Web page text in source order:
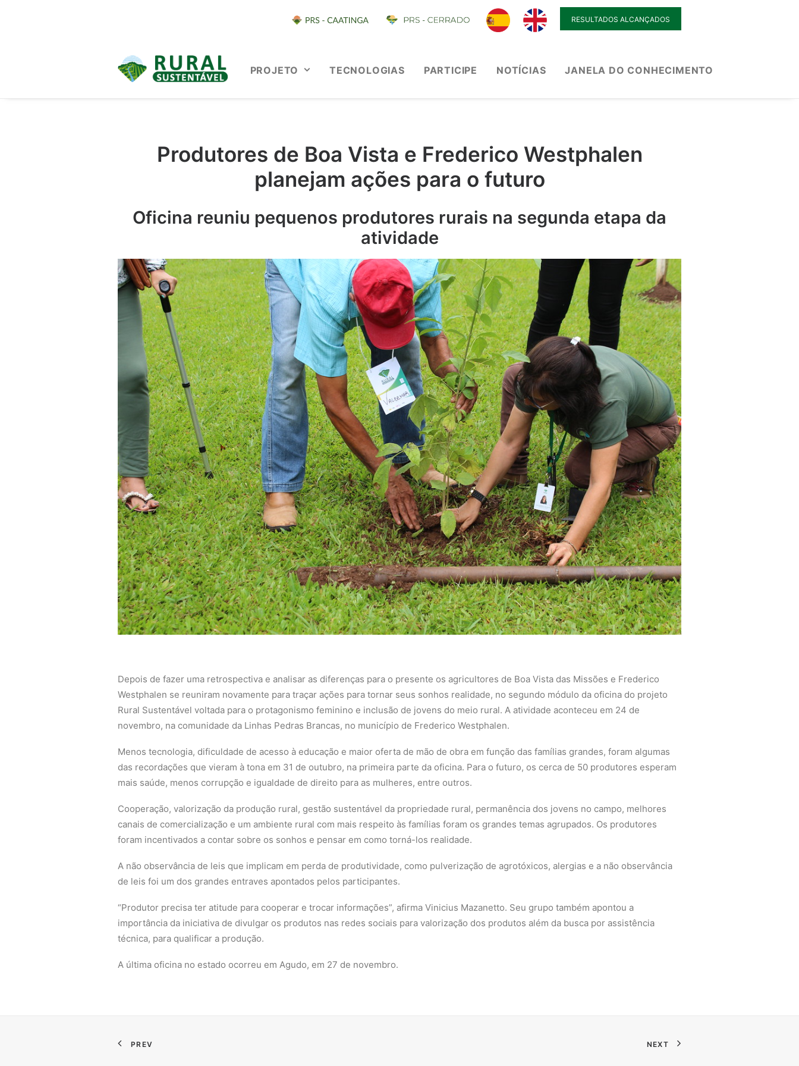
RESULTADOS ALCANÇADOS
PROJETO TECNOLOGIAS PARTICIPE NOTÍCIAS JANELA DO CONHECIMENTO
Produtores de Boa Vista e Frederico Westphalen
planejam ações para o futuro
Oficina reuniu pequenos produtores rurais na segunda etapa da
atividade
Depois de fazer uma retrospectiva e analisar as diferenças para o presente os agricultores de Boa Vista das Missões e Frederico
Westphalen se reuniram novamente para traçar ações para tornar seus sonhos realidade, no segundo módulo da oficina do projeto
Rural Sustentável voltada para o protagonismo feminino e inclusão de jovens do meio rural. A atividade aconteceu em 24 de
novembro, na comunidade da Linhas Pedras Brancas, no município de Frederico Westphalen.
Menos tecnologia, dificuldade de acesso à educação e maior oferta de mão de obra em função das famílias grandes, foram algumas
das recordações que vieram à tona em 31 de outubro, na primeira parte da oficina. Para o futuro, os cerca de 50 produtores esperam
mais saúde, menos corrupção e igualdade de direito para as mulheres, entre outros.
Cooperação, valorização da produção rural, gestão sustentável da propriedade rural, permanência dos jovens no campo, melhores
canais de comercialização e um ambiente rural com mais respeito às famílias foram os grandes temas agrupados. Os produtores
foram incentivados a contar sobre os sonhos e pensar em como torná-los realidade.
A não observância de leis que implicam em perda de produtividade, como pulverização de agrotóxicos, alergias e a não observância
de leis foi um dos grandes entraves apontados pelos participantes.
“Produtor precisa ter atitude para cooperar e trocar informações”, afirma Vinicius Mazanetto. Seu grupo também apontou a
importância da iniciativa de divulgar os produtos nas redes sociais para valorização dos produtos além da busca por assistência
técnica, para qualificar a produção.
A última oficina no estado ocorreu em Agudo, em 27 de novembro.
PREV NEXT